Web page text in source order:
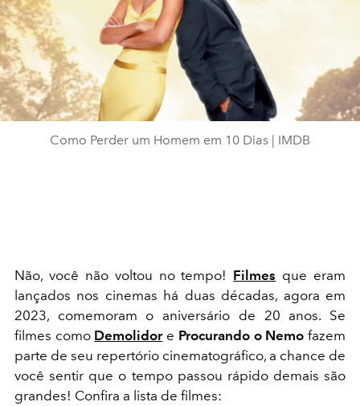
Como Perder um Homem em 10 Dias | IMDB
Não, você não voltou no tempo! Filmes que eram
lançados nos cinemas há duas décadas, agora em
2023, comemoram o aniversário de 20 anos. Se
filmes como Demolidore Procurando o Nemofazem
parte de seu repertório cinematográfico, a chance de
você sentir que o tempo passou rápido demais são
grandes! Confira a lista de filmes: